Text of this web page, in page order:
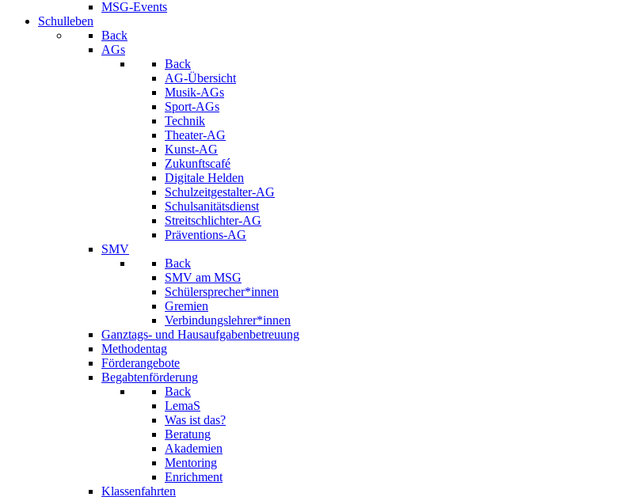
MSG-Events
Schulleben
Back
AGs
Back
AG-Übersicht
Musik-AGs
Sport-AGs
Technik
Theater-AG
Kunst-AG
Zukunftscafé
Digitale Helden
Schulzeitgestalter-AG
Schulsanitätsdienst
Streitschlichter-AG
Präventions-AG
SMV
Back
SMV am MSG
Schülersprecher*innen
Gremien
Verbindungslehrer*innen
Ganztags- und Hausaufgabenbetreuung
Methodentag
Förderangebote
Begabtenförderung
Back
LemaS
Was ist das?
Beratung
Akademien
Mentoring
Enrichment
Klassenfahrten